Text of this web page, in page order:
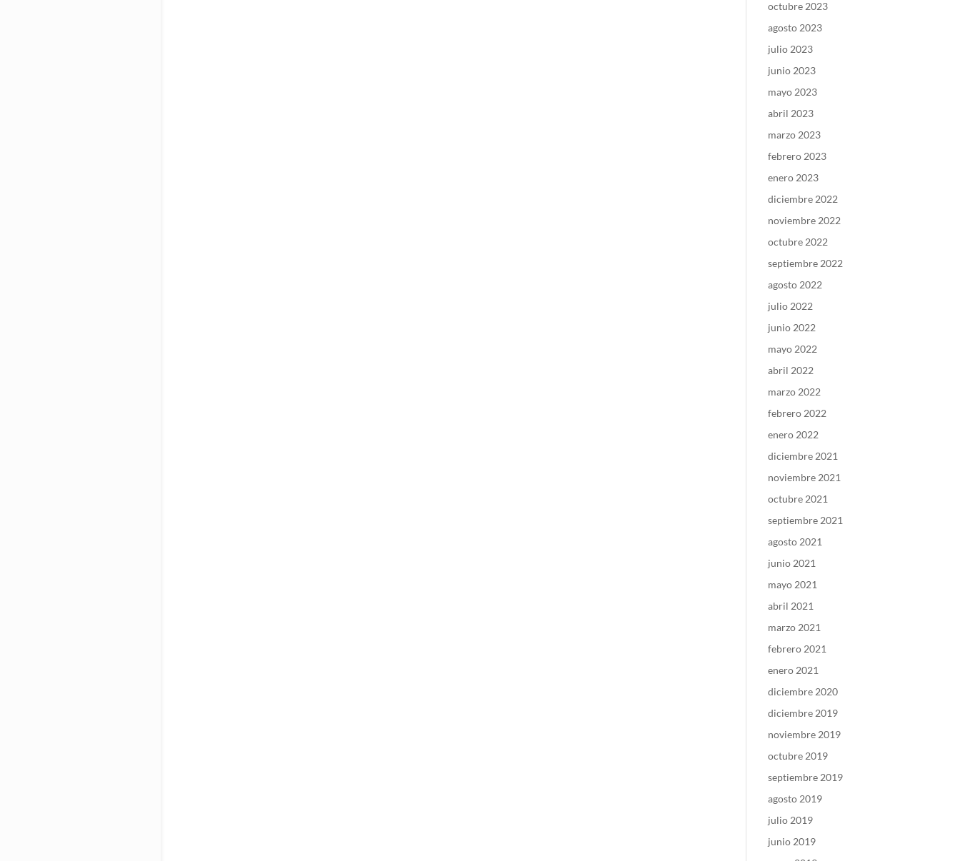
octubre 2023
agosto 2023
julio 2023
junio 2023
mayo 2023
abril 2023
marzo 2023
febrero 2023
enero 2023
diciembre 2022
noviembre 2022
octubre 2022
septiembre 2022
agosto 2022
julio 2022
junio 2022
mayo 2022
abril 2022
marzo 2022
febrero 2022
enero 2022
diciembre 2021
noviembre 2021
octubre 2021
septiembre 2021
agosto 2021
junio 2021
mayo 2021
abril 2021
marzo 2021
febrero 2021
enero 2021
diciembre 2020
diciembre 2019
noviembre 2019
octubre 2019
septiembre 2019
agosto 2019
julio 2019
junio 2019